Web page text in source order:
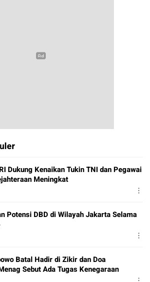
Dukung Kenaikan Tukin TNI dan Pegawai
Meningkat
Potensi DBD di Wilayah Jakarta Selama
Batal Hadir di Zikir dan Doa
Sebut Ada Tugas Kenegaraan